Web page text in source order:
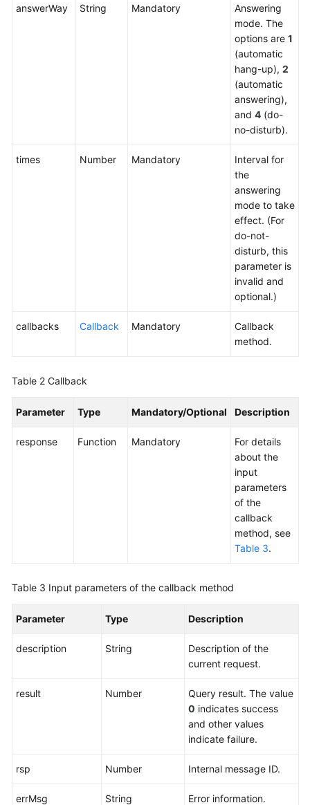
Service
answerWay String Mandatory
Answering
mode. The
options are 1
(automatic
hang-up), 2
(automatic
answering),
and 4 (do-
no-disturb).
times Number Mandatory
Interval for
the
answering
mode to take
effect. (For
do-not-
disturb, this
parameter is
invalid and
optional.)
callbacks Callback Mandatory
Callback
method.
Table 2 Callback
Parameter Type Mandatory/Optional Description
response Function Mandatory
For details
about the
input
parameters
of the
callback
method, see
Table 3.
Table 3 Input parameters of the callback method
Parameter Type Description
description String
Description of the
current request.
result Number
Query result. The value
0 indicates success
and other values
indicate failure.
rsp Number Internal message ID.
errMsg String Error information.